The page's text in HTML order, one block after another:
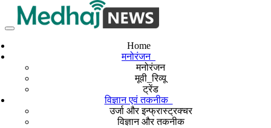
Home
मनोरंजन
मनोरंजन
मूवी_रिव्यू
ट्रेंड
विज्ञान एवं तकनीक
उर्जा और इन्फ्रास्ट्रक्चर
विज्ञान और तकनीक